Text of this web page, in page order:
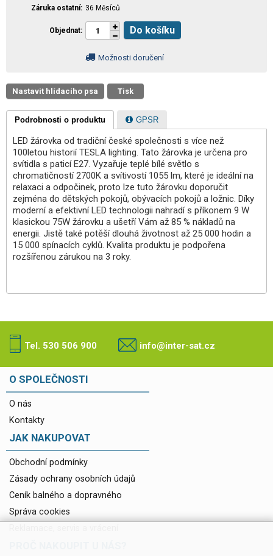
Záruka ostatní
36 Měsíců
Objednat Do košíku
Možnosti doručení
Nastavit hlídacího psa Tisk
Podrobnosti o produktu GPSR
LED žárovka od tradiční české společnosti s více než
100letou historií TESLA lighting. Tato žárovka je určena pro
svítidla s paticí E27. Vyzařuje teplé bílé světlo s
chromatičností 2700K a svítivostí 1055 lm, které je ideální na
relaxaci a odpočinek, proto lze tuto žárovku doporučit
zejména do dětských pokojů, obývacích pokojů a ložnic. Díky
moderní a efektivní LED technologii nahradí s příkonem 9 W
klasickou 75W žárovku a ušetří Vám až 85 % nákladů na
energii. Jistě také potěší dlouhá životnost až 25 000 hodin a
15 000 spínacích cyklů. Kvalita produktu je podpořena
rozšířenou zárukou na 3 roky.
Tel. 530 506 900 info@inter-sat.cz
O SPOLEČNOSTI
O nás
Kontakty
JAK NAKUPOVAT
Obchodní podmínky
Zásady ochrany osobních údajů
Ceník balného a dopravného
Správa cookies